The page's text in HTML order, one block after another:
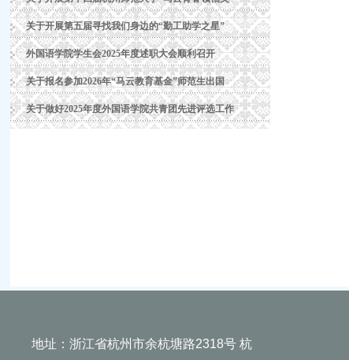
关于开展第五届寻找我们身边的“勤工助学之星”
外国语学院学生会2025年度述职大会顺利召开
关于报名参加2026年“马云教育基金”师范生出国
关于做好2025年度外国语学院共青团先进评选工作
地址：浙江省杭州市余杭塘路2318号 杭